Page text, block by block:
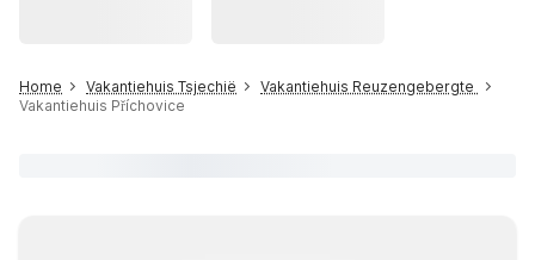
Home Vakantiehuis Tsjechië
Vakantiehuis Reuzengebergte
Vakantiehuis Příchovice